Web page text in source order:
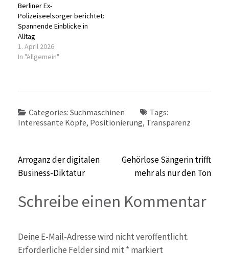
Berliner Ex-
Polizeiseelsorger berichtet:
Spannende Einblicke in
Alltag
1. April 2026
In "Allgemein"
Categories: Suchmaschinen
Tags:
Interessante Köpfe, Positionierung, Transparenz
Beitragsnavigation
Arroganz der digitalen
Business-Diktatur
Gehörlose Sängerin trifft
mehr als nur den Ton
Schreibe einen Kommentar
Deine E-Mail-Adresse wird nicht veröffentlicht.
Erforderliche Felder sind mit * markiert